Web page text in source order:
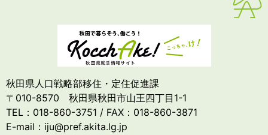
秋田県人口戦略部移住・定住促進課
〒010-8570 秋田県秋田市山王四丁目1-1
TEL：018-860-3751 / FAX：018-860-3871
E-mail：iju@pref.akita.lg.jp